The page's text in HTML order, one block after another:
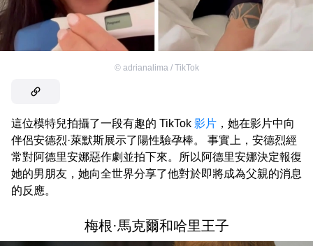
© adrianalima / TikTok
這位模特兒拍攝了一段有趣的 TikTok 影片 ，她在影片中向
伴侶安德烈·萊默斯展示了陽性驗孕棒。 事實上，安德烈經
常對阿德里安娜惡作劇並拍下來。所以阿德里安娜決定報復
她的男朋友，她向全世界分享了他對於即將成為父親的消息
的反應。
梅根·馬克爾和哈里王子